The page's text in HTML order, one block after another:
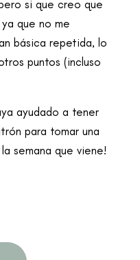
si que creo que
que no me
básica repetida, lo
puntos (incluso
ayudado a tener
para tomar una
semana que viene!